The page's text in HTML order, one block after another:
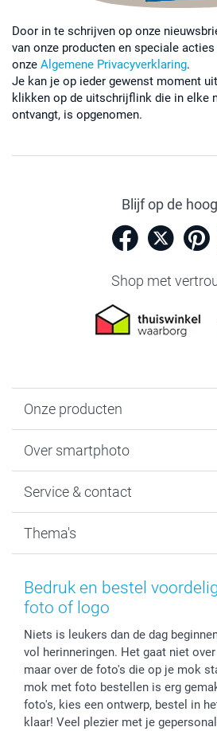
Door in te schrijven op onze
van onze producten en speciale
onze Algemene Privacyverklaring.
Je kan je op ieder gewenst moment
klikken op de uitschrijflink die in elke
ontvangt, is opgenomen.
Blijf op de
Shop met
Onze producten
Fotoboeken
Fotocadeaus
Kaarten
Over smartphoto
Vacatures
Bestelproces
Herroepingsrecht
Privacy
Reviews
Investor Relations
Service & contact
Tevredenheidsgarantie
Mijn orderstatus
smartbonus
service@smartphoto.nl
Affiliate partnerprogramma
Partnerships
Influencer partnerprogramma
Thema's
Baby
Moederdag
Huwelijk
Bedruk en bestel
foto of logo
Niets is leukers dan de dag
vol herinneringen. Het gaat niet
maar over de foto's die op je mok
mok met foto bestellen is erg
foto's, kies een ontwerp, bestel in
klaar! Veel plezier met je